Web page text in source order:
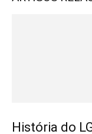
História do